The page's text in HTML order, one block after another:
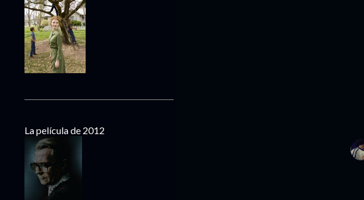
La película de 2012